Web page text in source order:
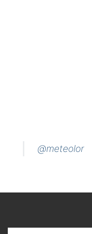
@meteolor